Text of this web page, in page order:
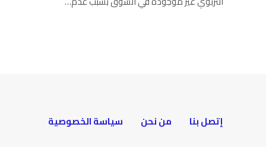
إتصل بنا من نحن سياسة الخصوصية